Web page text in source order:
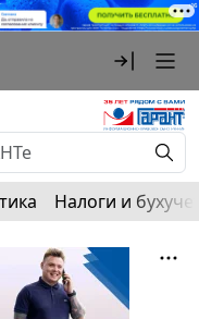
Налоги и